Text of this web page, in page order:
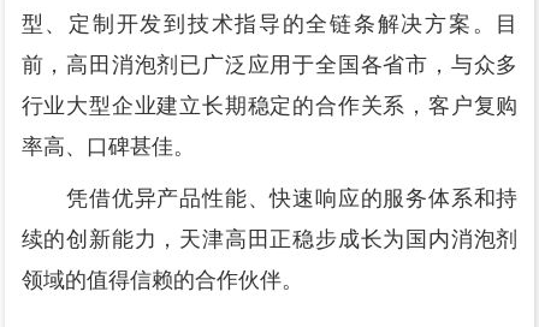
型、定制开发到技术指导的全链条解决方案。目
前，高田消泡剂已广泛应用于全国各省市，与众多
行业大型企业建立长期稳定的合作关系，客户复购
率高、口碑甚佳。
凭借优异产品性能、快速响应的服务体系和持
续的创新能力，天津高田正稳步成长为国内消泡剂
领域的值得信赖的合作伙伴。